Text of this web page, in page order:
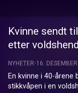
Kvinne sendt
etter
NYHETER 16.
En kvinne i 40-
stikkvåpen i en